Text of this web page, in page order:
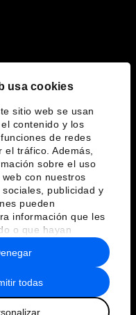
usa cookies
sitio web se usan
contenido y los
de redes
tráfico. Además,
sobre el uso
con nuestros
publicidad y
pueden
información que les
o que hayan
uso que haya
todas
de uso